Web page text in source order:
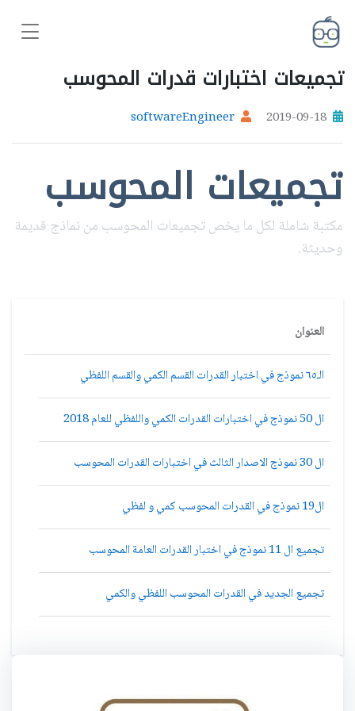
تجميعات اختبارات قدرات المحوسب
2019-09-18
softwareEngineer
تجميعات المحوسب
مكتبة شاملة لكل ما يخص تجميعات المحوسب من نماذج قديمة
وحديثة.
العنوان
الـ٦٥ نموذج في اختبار القدرات القسم الكمي والقسم اللفظي
ال 50 نموذج في اختبارات القدرات الكمي واللفظي للعام 2018
ال 30 نموذج الاصدار الثالث في اختبارات القدرات المحوسب
ال19 نموذج في القدرات المحوسب كمي و لفظي
تجميع ال 11 نموذج في اختبار القدرات العامة المحوسب
تجميع الجديد في القدرات المحوسب اللفظي والكمي